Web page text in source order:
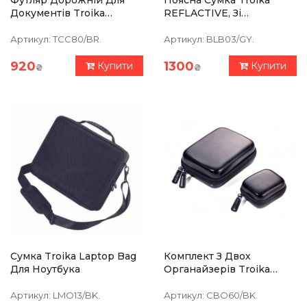
Документів Troika
Артикул: TCC80/BR.
920₴ Купити
REFLACTIVE, Зі
Артикул: BLB03/GY.
1300₴ Купити
Сумка Troika Laptop Bag
Для Ноутбука
Артикул: LMO13/BK.
Комплект З Двох
Органайзерів Troika
Артикул: CBO60/BK.